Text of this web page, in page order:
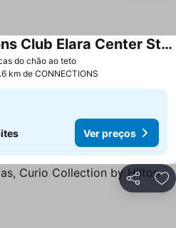
do chão ao teto
Hilton Grand Vacations Club Elara Center Strip Las Vegas
km de CONNECTIONS
Ver preços
Partilhar